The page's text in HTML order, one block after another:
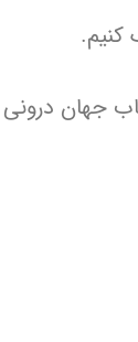
کنیم.
جهان